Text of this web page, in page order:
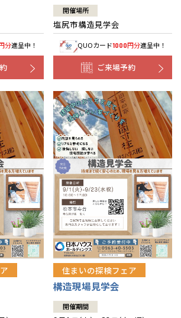
分進呈中！
開催場所
塩尻市構造見学会
QUOカード1000円分進呈中！
ご来場予約
住まいの探検フェア
構造現場見学会
開催期間